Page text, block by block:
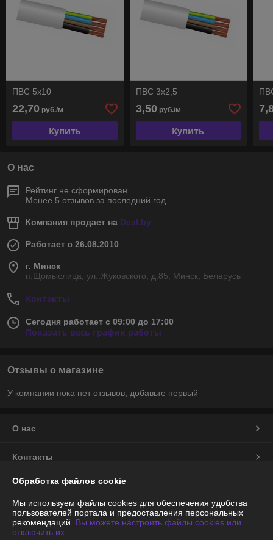
ПВС 5х10
22,70 руб./м
Купить
ПВС 3х2,5
3,50 руб./м
Купить
О нас
Рейтинг не сформирован
Менее 5 отзывов за последний год
Компания продает на Deal.by
Работает с 26.08.2010
г. Минск
п.Щомыслица, ул..Жуковского, д.85, Минск, Беларусь
Контакты
Сегодня работает с 09:00 до 17:00
Показать весь график работы
Отзывы о магазине
У компании пока нет отзывов, добавьте первый
О нас
Контакты
Доставка и оплата
График работы
Обработка файлов cookie
Мы используем файлы cookies для обеспечения удобства
пользователей портала и предоставления персональных
рекомендаций. Вы можете настроить файлы cookies или
отключить их.